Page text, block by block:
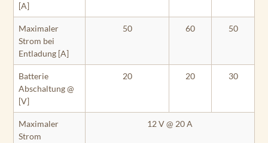
[A]
Maximaler
Strom bei
Entladung [A]
50 60 50
Batterie
Abschaltung @
[V]
20 20 30
Maximaler
Strom
12 V @ 20 A